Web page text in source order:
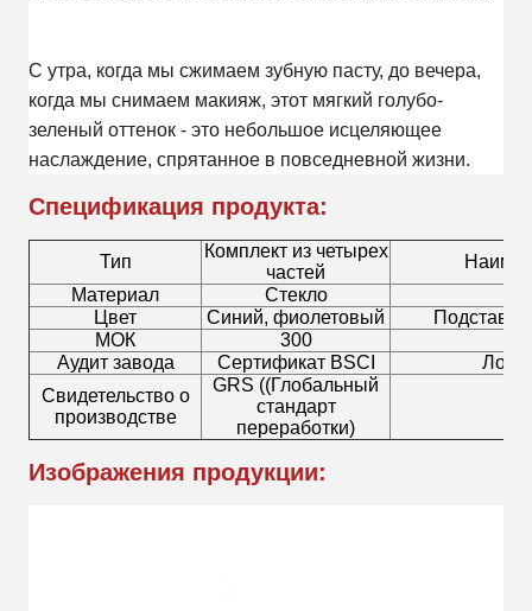
С утра, когда мы сжимаем зубную пасту, до вечера,
когда мы снимаем макияж, этот мягкий голубо-
зеленый оттенок - это небольшое исцеляющее
наслаждение, спрятанное в повседневной жизни.
Спецификация продукта:
Тип
Комплект из четырех
частей
Материал
Стекло
Цвет
Синий, фиолетовый
МОК
300
Аудит завода
Сертификат BSCI
Свидетельство о
производстве
GRS ((Глобальный
стандарт
переработки)
Изображения продукции: